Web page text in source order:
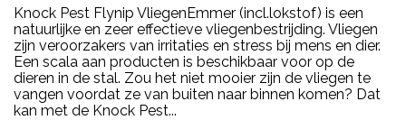
Knock Pest Flynip VliegenEmmer (incl.lokstof) is een
natuurlijke en zeer effectieve vliegenbestrijding. Vliegen
zijn veroorzakers van irritaties en stress bij mens en dier.
Een scala aan producten is beschikbaar voor op de
dieren in de stal. Zou het niet mooier zijn de vliegen te
vangen voordat ze van buiten naar binnen komen? Dat
kan met de Knock Pest...